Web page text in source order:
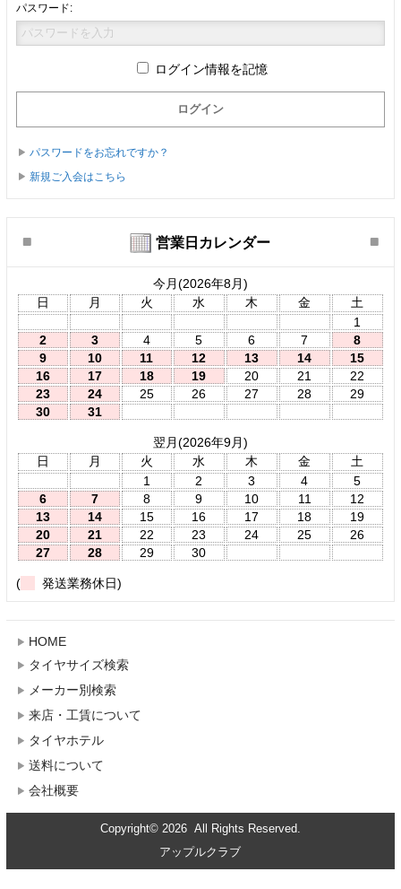
パスワード:
ログイン情報を記憶
パスワードをお忘れですか？
新規ご入会はこちら
営業日カレンダー
今月(2026年8月)
日
月 火 水 木 金
土
1
2
3 4 5 6 7
8
9
10 11 12 13 14
15
16
17 18 19 20 21
22
23
24 25 26 27 28
29
30
31
翌月(2026年9月)
日
月 火 水 木 金
土
1
2 3 4
5
6
7 8 9 10 11
12
13
14 15 16 17 18
19
20
21 22 23 24 25
26
27
28 29 30
( 発送業務休日)
HOME
タイヤサイズ検索
メーカー別検索
来店・工賃について
タイヤホテル
送料について
会社概要
Copyright© 2026 All Rights Reserved.
アップルクラブ